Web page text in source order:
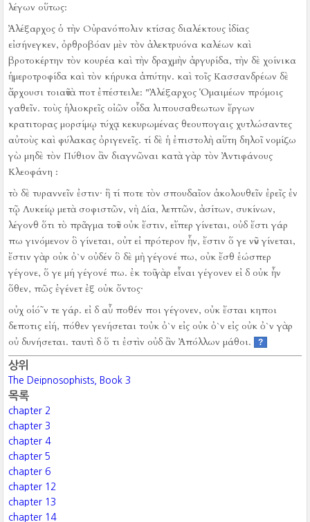
λέγων οὕτως:
Ἀλέξαρχος ὁ τὴν Οὐρανόπολιν κτίσας διαλέκτους ἰδίας
εἰσήνεγκεν, ὀρθροβόαν μὲν τὸν ἀλεκτρυόνα καλέων καὶ
βροτοκέρτην τὸν κουρέα καὶ τὴν δραχμὴν ἀργυρίδα, τὴν δὲ χοίνικα
ἡμεροτροφίδα καὶ τὸν κήρυκα ἀπύτην. καὶ τοῖς Κασσανδρέων δὲ
ἄρχουσι τοιαῦτὰ ποτ ἐπέστειλε: "Ἀλέξαρχος Ὁμαιμέων πρόμοις
γαθεῖν. τοὺς ἡλιοκρεῖς οἰῶν οἶδα λιπουσαθεωτων ἔργων
κρατιτορας μορσίμῳ τύχᾳ κεκυρωμένας θεουπογαις χυτλώσαντες
αὐτοὺς καὶ φύλακας ὀριγενεῖς. τί δὲ ἡ ἐπιστολὴ αὕτη δηλοῖ νομίζω
γὼ μηδὲ τὸν Πύθιον ἂν διαγνῶναι κατὰ γὰρ τὸν Ἀντιφάνους
Κλεοφάνη :
τὸ δὲ τυραννεῖν ἐστιν· ἢ τί ποτε τὸν σπουδαῖον ἀκολουθεῖν ἐρεῖς ἐν
τῷ Λυκείῳ μετὰ σοφιστῶν, νὴ Δία, λεπτῶν, ἀσίτων, συκίνων,
λέγονθ ὅτι τὸ πρᾶγμα τοῦτ οὐκ ἔστιν, εἴπερ γίνεται, οὐδ ἔστι γάρ
πω γινόμενον ὃ γίνεται, οὐτ εἰ πρότερον ἦν, ἔστιν ὅ γε νῦν γίνεται,
ἔστιν γὰρ οὐκ ὀ`ν οὐδέν ὃ δὲ μὴ γέγονέ πω, οὐκ ἔσθ ἑώσπερ
γέγονε, ὅ γε μή γέγονέ πω. ἐκ τοῦ γὰρ εἶναι γέγονεν εἰ δ οὐκ ἦν
ὅθεν, πῶς ἐγένετ ἐξ οὐκ ὄντος·
οὐχ οἱό῀ν τε γάρ. εἰ δ αὖ ποθέν ποι γέγονεν, οὐκ ἔσται κηποι
δεποτις εἰή, πόθεν γενήσεται τοὐκ ὀ`ν εἰς οὐκ ὀ`ν εἰς οὐκ ὀ`ν γὰρ
οὐ δυνήσεται. ταυτὶ δ ὅ τι ἐστὶν οὐδ ἂν Ἀπόλλων μάθοι. ?
상위
The Deipnosophists, Book 3
목록
chapter 2
chapter 3
chapter 4
chapter 5
chapter 6
chapter 12
chapter 13
chapter 14